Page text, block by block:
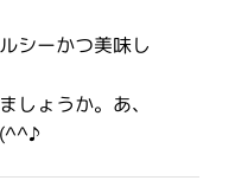
シーかつ美味し
しょうか。あ、